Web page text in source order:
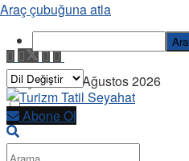
Perşembe, 6 Ağustos 2026
Abone Ol
Araç çubuğuna atla
Ara